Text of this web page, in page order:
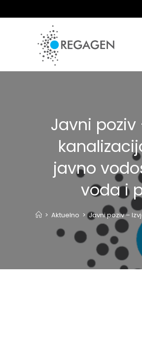
to
Javni poziv
javno
voda i
> Aktuelno > Javni poziv –